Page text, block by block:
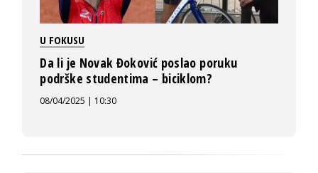
U FOKUSU
Da li je Novak Đoković poslao poruku
podrške studentima – biciklom?
08/04/2025 | 10:30